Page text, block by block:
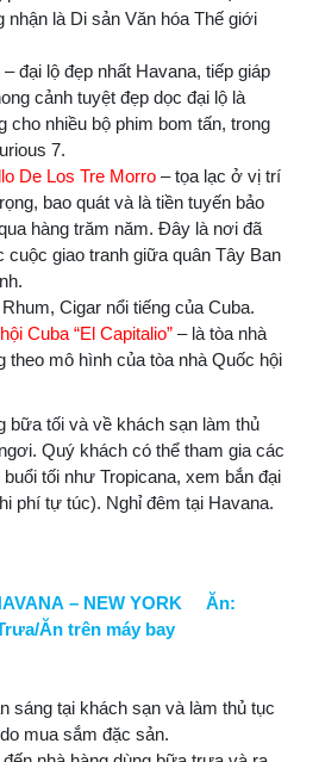
nhận là Di sản Văn hóa Thế giới
– đại lộ đẹp nhất Havana, tiếp giáp
cảnh tuyệt đẹp dọc đại lộ là
cho nhiều bộ phim bom tấn, trong
7.
De Los Tre Morro – tọa lạc ở vị trí
bao quát và là tiền tuyến bảo
hàng trăm năm. Đây là nơi đã
cuộc giao tranh giữa quân Tây Ban
Cigar nổi tiếng của Cuba.
Cuba “El Capitalio”– là tòa nhà
mô hình của tòa nhà Quốc hội
bữa tối và về khách sạn làm thủ
Quý khách có thể tham gia các
tối như Tropicana, xem bắn đại
phí tự túc). Nghỉ đêm tại Havana.
– NEW YORK Ăn:
Ăn trên máy bay
sáng tại khách sạn và làm thủ tục
mua sắm đặc sản.